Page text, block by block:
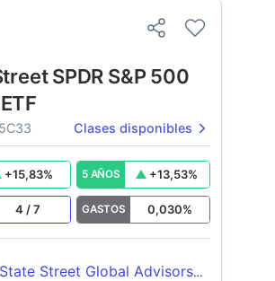
SPDR S&P 500
Clases disponibles
+15,83% 5 AÑOS +13,53%
4 /7 GASTOS 0,030%
State Street Global Advisors